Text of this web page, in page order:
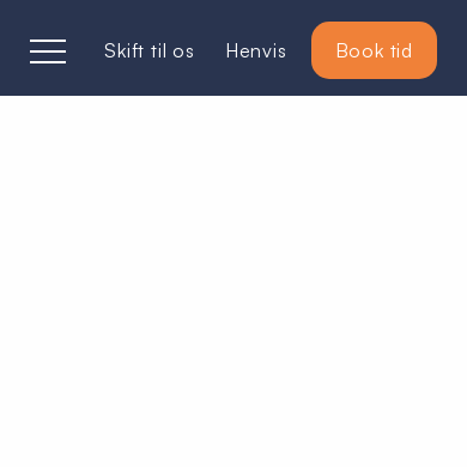
Skift til os Henvis Book tid